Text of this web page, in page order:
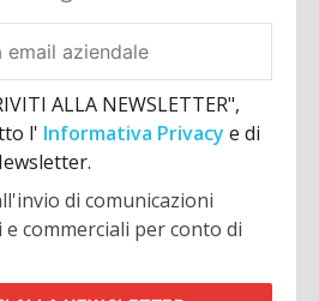
ALLA NEWSLETTER",
l' Informativa Privacye di
di comunicazioni
commerciali per conto di